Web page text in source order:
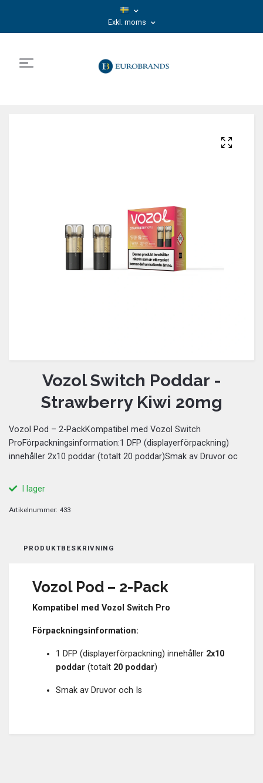
Exkl. moms
Vozol Switch Poddar -
Strawberry Kiwi 20mg
Vozol Pod – 2-PackKompatibel med Vozol Switch
ProFörpackningsinformation:1 DFP (displayerförpackning)
innehåller 2x10 poddar (totalt 20 poddar)Smak av Druvor oc
I lager
Artikelnummer: 433
PRODUKTBESKRIVNING
Vozol Pod – 2-Pack
Kompatibel med Vozol Switch Pro
Förpackningsinformation:
1 DFP (displayerförpackning) innehåller 2x10
poddar (totalt 20 poddar)
Smak av Druvor och Is